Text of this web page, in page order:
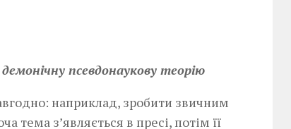
псевдонаукову теорію
наприклад, зробити звичним
тема з’являється в пресі, потім її